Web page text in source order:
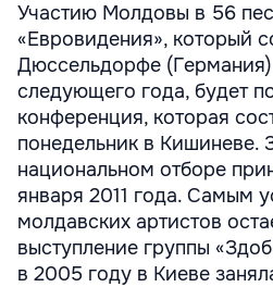
Участию Молдовы в 56
«Евровидения», который
Дюссельдорфе (Германия)
следующего года, будет
конференция, которая
понедельник в Кишиневе.
национальном отборе
января 2011 года. Самым
молдавских артистов
выступление группы
в 2005 году в Киеве